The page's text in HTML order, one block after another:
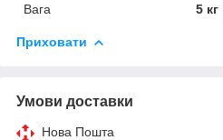
Вага
5 кг
Приховати
Умови доставки
Нова Пошта